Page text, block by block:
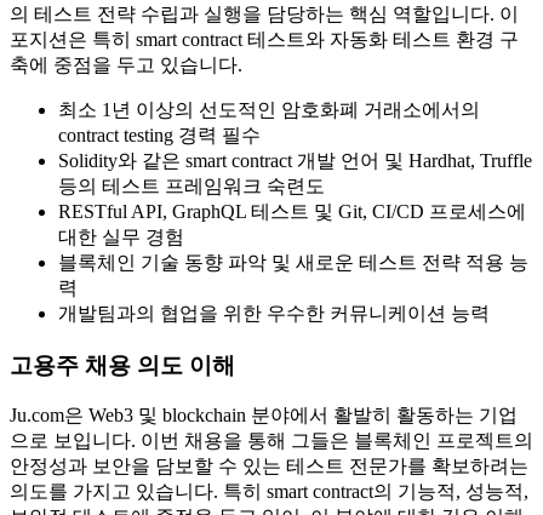
의 테스트 전략 수립과 실행을 담당하는 핵심 역할입니다. 이
포지션은 특히 smart contract 테스트와 자동화 테스트 환경 구
축에 중점을 두고 있습니다.
최소 1년 이상의 선도적인 암호화폐 거래소에서의
contract testing 경력 필수
Solidity와 같은 smart contract 개발 언어 및 Hardhat, Truffle
등의 테스트 프레임워크 숙련도
RESTful API, GraphQL 테스트 및 Git, CI/CD 프로세스에
대한 실무 경험
블록체인 기술 동향 파악 및 새로운 테스트 전략 적용 능
력
개발팀과의 협업을 위한 우수한 커뮤니케이션 능력
고용주 채용 의도 이해
Ju.com은 Web3 및 blockchain 분야에서 활발히 활동하는 기업
으로 보입니다. 이번 채용을 통해 그들은 블록체인 프로젝트의
안정성과 보안을 담보할 수 있는 테스트 전문가를 확보하려는
의도를 가지고 있습니다. 특히 smart contract의 기능적, 성능적,